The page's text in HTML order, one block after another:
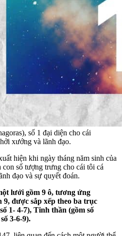
số 1 đại diện cho cái
xướng và lãnh đạo.
hiện khi ngày tháng năm sinh của
số tượng trưng cho cái tôi cá
đạo và sự quyết đoán.
lưới gồm 9 ô, tương ứng
9, được sắp xếp theo ba trục
1- 4-7), Tinh thần (gồm số
3-6-9).